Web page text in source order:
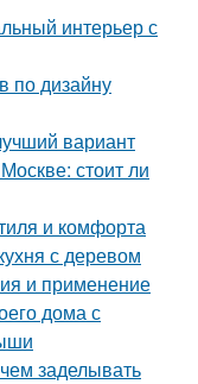
интерьер с
по дизайну
вариант
стоит ли
и комфорта
с деревом
и применение
дома с
заделывать